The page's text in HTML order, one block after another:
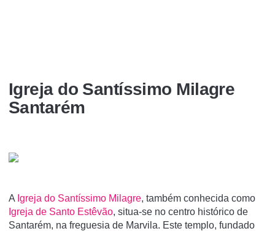
Igreja do Santí­ssimo Milagre
Santarém
A Igreja do Santí­ssimo Milagre, também conhecida como
Igreja de Santo Estêvão, situa-se no centro histórico de
Santarém, na freguesia de Marvila. Este templo, fundado